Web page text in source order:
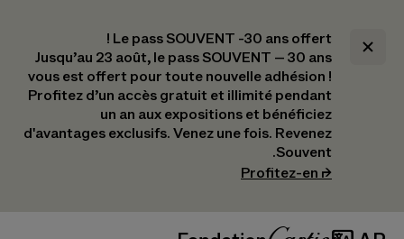
Le pass SOUVENT -30 ans offert !
Jusqu’au 23 août, le pass SOUVENT – 30 ans
vous est offert pour toute nouvelle adhésion !​
Profitez d’un accès gratuit et illimité pendant
un an aux expositions et bénéficiez
d'avantages exclusifs.​ Venez une fois. Revenez
Souvent.
⮣
Navigation en-tête